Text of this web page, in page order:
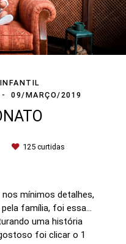
09/MARÇO/2019
125 curtidas
mínimos detalhes,
família, foi essa...
uma história
foi clicar o 1